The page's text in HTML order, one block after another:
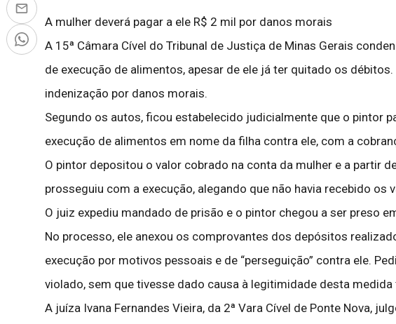
A mulher deverá pagar a ele R$ 2 mil por danos morais
A 15ª Câmara Cível do Tribunal de Justiça de Minas Gerais
de execução de alimentos, apesar de ele já ter quitado os
indenização por danos morais.
Segundo os autos, ficou estabelecido judicialmente que o pintor
execução de alimentos em nome da filha contra ele, com a
O pintor depositou o valor cobrado na conta da mulher e a partir
prosseguiu com a execução, alegando que não havia recebido
O juiz expediu mandado de prisão e o pintor chegou a ser preso
No processo, ele anexou os comprovantes dos depósitos
execução por motivos pessoais e de “perseguição” contra ele.
violado, sem que tivesse dado causa à legitimidade desta medida
A juíza Ivana Fernandes Vieira, da 2ª Vara Cível de Ponte Nova,